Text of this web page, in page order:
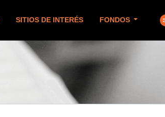
SITIOS DE INTERÉS FONDOS